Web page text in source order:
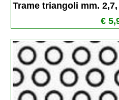
Trame triangoli mm. 2,7,
€